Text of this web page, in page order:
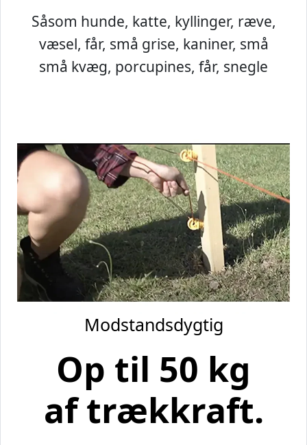
Såsom hunde, katte, kyllinger, ræve,
væsel, får, små grise, kaniner, små
små kvæg, porcupines, får, snegle
Modstandsdygtig
Op til 50 kg
af trækkraft.